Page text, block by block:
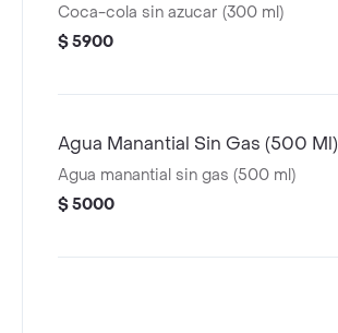
Coca-cola sin azucar (300 ml)
$ 5900
Agua Manantial Sin Gas (500 Ml)
Agua manantial sin gas (500 ml)
$ 5000